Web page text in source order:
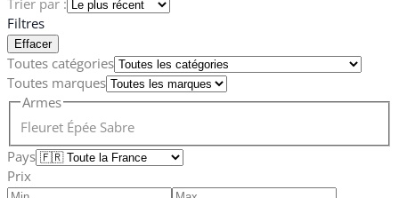
Trier par :
Filtres
Effacer
Toutes catégories
Toutes marques
Armes
Fleuret Épée Sabre
Pays
Prix